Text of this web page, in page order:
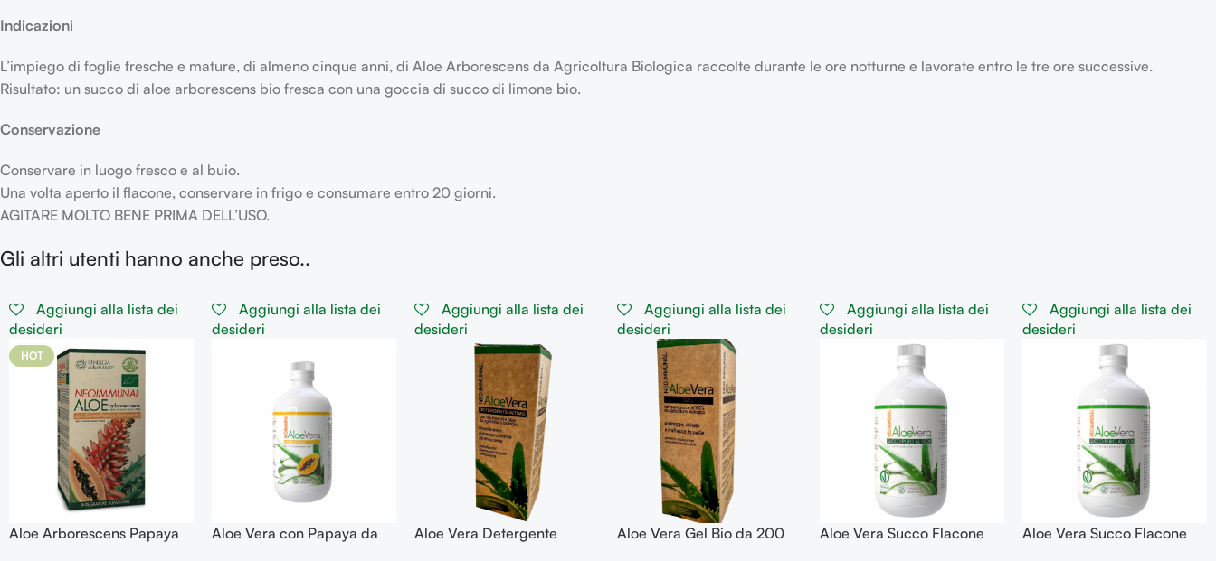
Indicazioni
L’impiego di foglie fresche e mature, di almeno cinque anni, di Aloe Arborescens da Agricoltura Biologica raccolte durante le ore notturne e lavorate entro le tre ore successive.
Risultato: un succo di aloe arborescens bio fresca con una goccia di succo di limone bio.
Conservazione
Conservare in luogo fresco e al buio.
Una volta aperto il flacone, conservare in frigo e consumare entro 20 giorni.
AGITARE MOLTO BENE PRIMA DELL’USO.
Gli altri utenti hanno anche preso..
Aggiungi alla lista dei
desideri
HOT
Aloe Arborescens Papaya
Aggiungi alla lista dei
desideri
Aloe Vera con Papaya da
Aggiungi alla lista dei
desideri
Aloe Vera Detergente
Aggiungi alla lista dei
desideri
Aloe Vera Gel Bio da 200
Aggiungi alla lista dei
desideri
Aloe Vera Succo Flacone
Aggiungi alla lista dei
desideri
Aloe Vera Succo Flacone